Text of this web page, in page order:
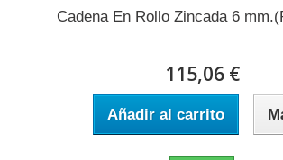
Cadena En Rollo Zincada 6
115,06 €
Añadir al carrito